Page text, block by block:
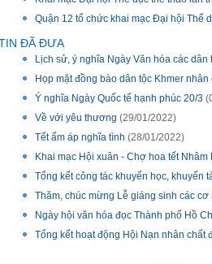
Quận 12 tổ chức khai mạc Đại hội Thể
ĐÃ ĐƯA
Lịch sử, ý nghĩa Ngày Văn hóa các
Họp mặt đồng bào dân tộc Khmer
Ý nghĩa Ngày Quốc tế hạnh phúc 20/3
Về với yêu thương (29/01/2022)
Tết ấm áp nghĩa tình (28/01/2022)
Khai mạc Hội xuân - Chợ hoa tết Nhâm
Tổng kết công tác khuyến học, khuyến
Thăm, chúc mừng Lễ giáng sinh các
Ngày hội văn hóa đọc Thành phố Hồ
Tổng kết hoạt động Hội Nạn nhân chất